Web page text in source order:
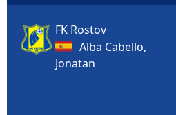
FK Rostov
Alba Cabello,
Jonatan